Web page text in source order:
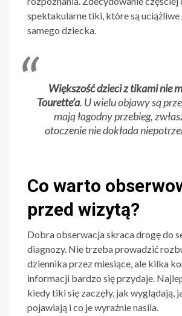
spektakularne tiki, które są uciążliwe
samego dziecka.
Większość dzieci z tikami nie
Tourette’a. U wielu objawy są
mają łagodny przebieg,
otoczenie nie dokłada
Co warto
przed wizytą?
Dobra obserwacja skraca drogę do
diagnozy. Nie trzeba prowadzić
dziennika przez miesiące, ale kilka
informacji bardzo się przydaje.
kiedy tiki się zaczęły, jak wyglądają,
pojawiają i co je wyraźnie nasila.